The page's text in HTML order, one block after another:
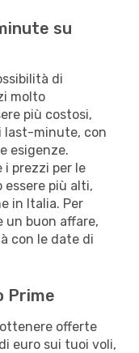
su
di
molto
più costosi,
last-minute, con
esigenze.
prezzi per le
più alti,
in Italia. Per
un buon affare,
con le date di
Prime
ottenere offerte
euro sui tuoi voli,